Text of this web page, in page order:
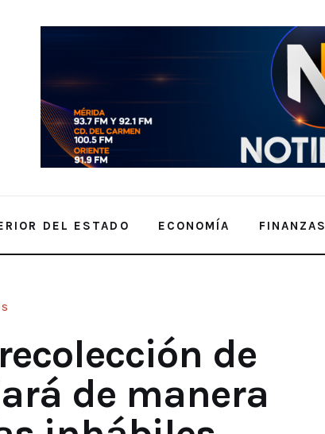
DEL ESTADO ECONOMÍA FINANZAS
normal los días inhábiles,
zona comercial y hospitales. de
de manera